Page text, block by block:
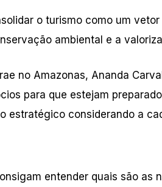
o turismo como um
ambiental e a
no Amazonas, Ananda
para que estejam
estratégico considerando a
entender quais são as